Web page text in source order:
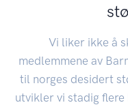
Vi liker ikke å
medlemmene av
til norges desidert
utvikler vi stadig